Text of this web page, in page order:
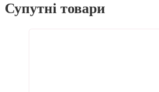
Супутні товари